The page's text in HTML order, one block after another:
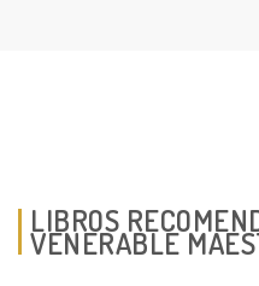
LIBROS
VENERABLE